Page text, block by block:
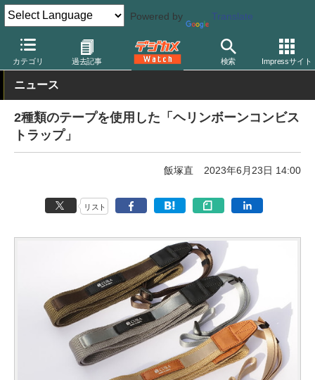
Powered by Translate
カテゴリ 過去記事 検索 Impressサイト
デジカメ Watch 撮影用品 ストラップ
ニュース
2種類のテープを使用した「ヘリンボーンコンビス
トラップ」
飯塚直 2023年6月23日 14:00
リスト